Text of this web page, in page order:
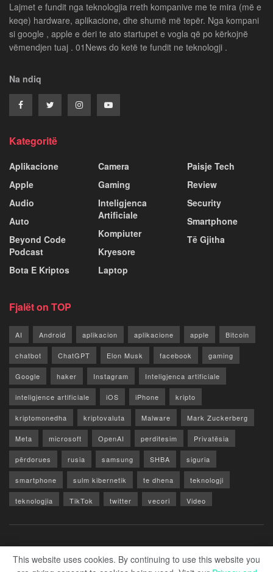
Lajmet e fundit nga teknologjia rreth kompanive me te mira (më e
keqe) hardware, aplikacione, dhe shumë më tepër. Nga kompani
si google , apple e deri te ato startupet e vogla që po kërkojnë
vëmendjen tuaj . 01News do ketë te fundit ne teknologji .
Na ndiq
Kategoritë
Aplikacione
Apple
Audio
Auto
Beyond Code
Podcast
Bota E Kriptos
Camera
Gaming
Inteligjenca
Artificiale
Kompiuter
Kryesore
Laptop
Paisje Tech
Review
Security
Smartphone
Të Gjitha
Fjalët on TOP
AI Android aplikacion aplikacione apple Bitcoin
chatbot ChatGPT Elon Musk facebook gaming
Google haker Instagram Inteligjenca artificiale
inteligjence artificiale iOS iPhone kripto
kriptomonedha kriptovaluta Malware Mark Zuckerberg
Meta microsoft OpenAI perditesim Privatësia
përdorues rusia samsung SHBA siguria
smartphone sulm kibernetik te dhena teknologji
teknologjia TikTok twitter vecori Video
This website uses cookies. By continuing to use this website you